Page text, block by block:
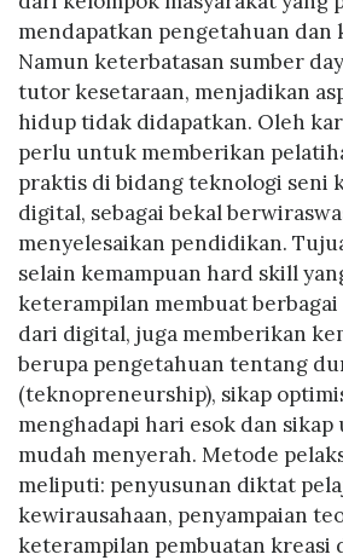
mendapatkan pengetahuan dan
Namun keterbatasan sumber
tutor kesetaraan, menjadikan
hidup tidak didapatkan. Oleh
perlu untuk memberikan
praktis di bidang teknologi seni
digital, sebagai bekal
menyelesaikan pendidikan.
selain kemampuan hard skill
keterampilan membuat
dari digital, juga memberikan
berupa pengetahuan tentang
(teknopreneurship), sikap
menghadapi hari esok dan
mudah menyerah. Metode
meliputi: penyusunan diktat
kewirausahaan, penyampaian
keterampilan pembuatan kreasi